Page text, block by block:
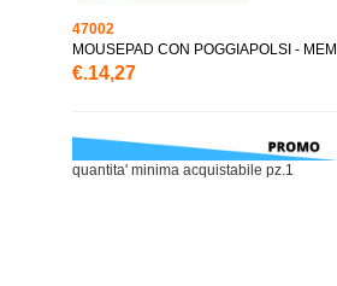
47002
MOUSEPAD CON POGGIAPOLSI - MEM
€.14,27
quantita' minima acquistabile pz.1